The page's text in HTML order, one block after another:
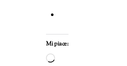
Mi piace:
Caricamento